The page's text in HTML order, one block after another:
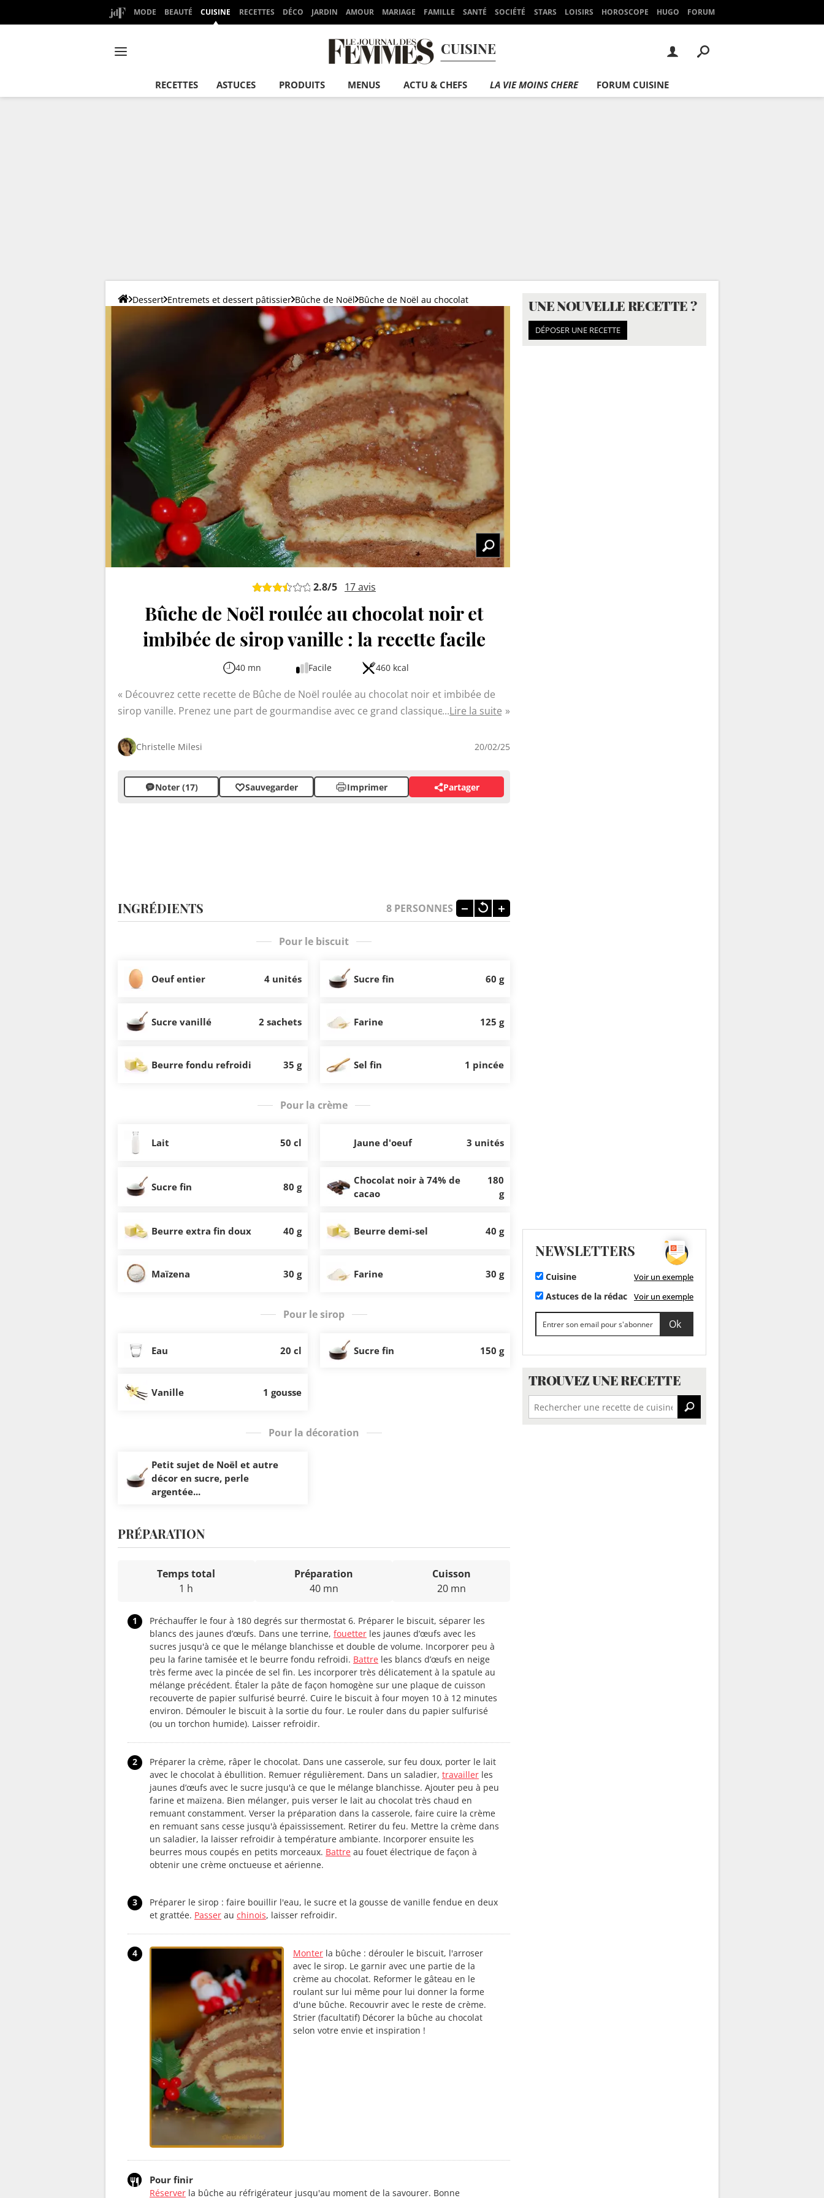
MODE BEAUTÉ CUISINE RECETTES DÉCO JARDIN AMOUR MARIAGE FAMILLE SANTÉ SOCIÉTÉ STARS LOISIRS HOROSCOPE HUGO FORUM
CUISINE
RECETTES ASTUCES PRODUITS MENUS ACTU & CHEFS LA VIE MOINS CHERE FORUM CUISINE
Dessert Entremets et dessert pâtissier Bûche de Noël Bûche de Noël au chocolat
2.8/5 17avis
Bûche de Noël roulée au chocolat noir et
imbibée de sirop vanille : la recette facile
40 mn Facile 460 kcal
Découvrez cette recette de Bûche de Noël roulée au chocolat noir et imbibée de
sirop vanille. Prenez une part de gourmandise avec ce grand classique traditionnel,
et un goût intense, accessible même aux pâtissiers amateurs grâce à des étapes
clairement détaillées pour réussir le biscuit, la crème au chocolat et le montage.
Lire la suite
Christelle Milesi 20/02/25
Noter (17) Sauvegarder Imprimer Partager
INGRÉDIENTS 8 PERSONNES
Pour le biscuit
Oeuf entier 4 unités Sucre fin 60 g
Sucre vanillé 2 sachets Farine 125 g
Beurre fondu refroidi 35 g Sel fin 1 pincée
Pour la crème
Lait 50 cl Jaune d'oeuf 3 unités
Sucre fin 80 g
Chocolat noir à 74% de
cacao
180
g
Beurre extra fin doux 40 g Beurre demi-sel 40 g
Maïzena 30 g Farine 30 g
Pour le sirop
Eau 20 cl Sucre fin 150 g
Vanille 1 gousse
Pour la décoration
Petit sujet de Noël et autre
décor en sucre, perle
argentée...
PRÉPARATION
Temps total
1 h
Préparation
40 mn
Cuisson
20 mn
1
Préchauffer le four à 180 degrés sur thermostat 6. Préparer le biscuit, séparer les
blancs des jaunes d’œufs. Dans une terrine, fouetter les jaunes d’œufs avec les
sucres jusqu'à ce que le mélange blanchisse et double de volume. Incorporer peu à
peu la farine tamisée et le beurre fondu refroidi. Battre les blancs d’œufs en neige
très ferme avec la pincée de sel fin. Les incorporer très délicatement à la spatule au
mélange précédent. Étaler la pâte de façon homogène sur une plaque de cuisson
recouverte de papier sulfurisé beurré. Cuire le biscuit à four moyen 10 à 12 minutes
environ. Démouler le biscuit à la sortie du four. Le rouler dans du papier sulfurisé
(ou un torchon humide). Laisser refroidir.
2
Préparer la crème, râper le chocolat. Dans une casserole, sur feu doux, porter le lait
avec le chocolat à ébullition. Remuer régulièrement. Dans un saladier, travailler les
jaunes d’œufs avec le sucre jusqu'à ce que le mélange blanchisse. Ajouter peu à peu
farine et maïzena. Bien mélanger, puis verser le lait au chocolat très chaud en
remuant constamment. Verser la préparation dans la casserole, faire cuire la crème
en remuant sans cesse jusqu'à épaississement. Retirer du feu. Mettre la crème dans
un saladier, la laisser refroidir à température ambiante. Incorporer ensuite les
beurres mous coupés en petits morceaux. Battre au fouet électrique de façon à
obtenir une crème onctueuse et aérienne.
3
Préparer le sirop : faire bouillir l'eau, le sucre et la gousse de vanille fendue en deux
et grattée. Passer au chinois, laisser refroidir.
4 Monterla bûche : dérouler le biscuit, l'arroser
avec le sirop. Le garnir avec une partie de la
crème au chocolat. Reformer le gâteau en le
roulant sur lui même pour lui donner la forme
d'une bûche. Recouvrir avec le reste de crème.
Strier (facultatif) Décorer la bûche au chocolat
selon votre envie et inspiration !
Pour finir
Réserver la bûche au réfrigérateur jusqu'au moment de la savourer. Bonne
UNE NOUVELLE RECETTE ?
DÉPOSER UNE RECETTE
NEWSLETTERS
Cuisine Voir un exemple
Astuces de la rédac Voir un exemple
TROUVEZ UNE RECETTE